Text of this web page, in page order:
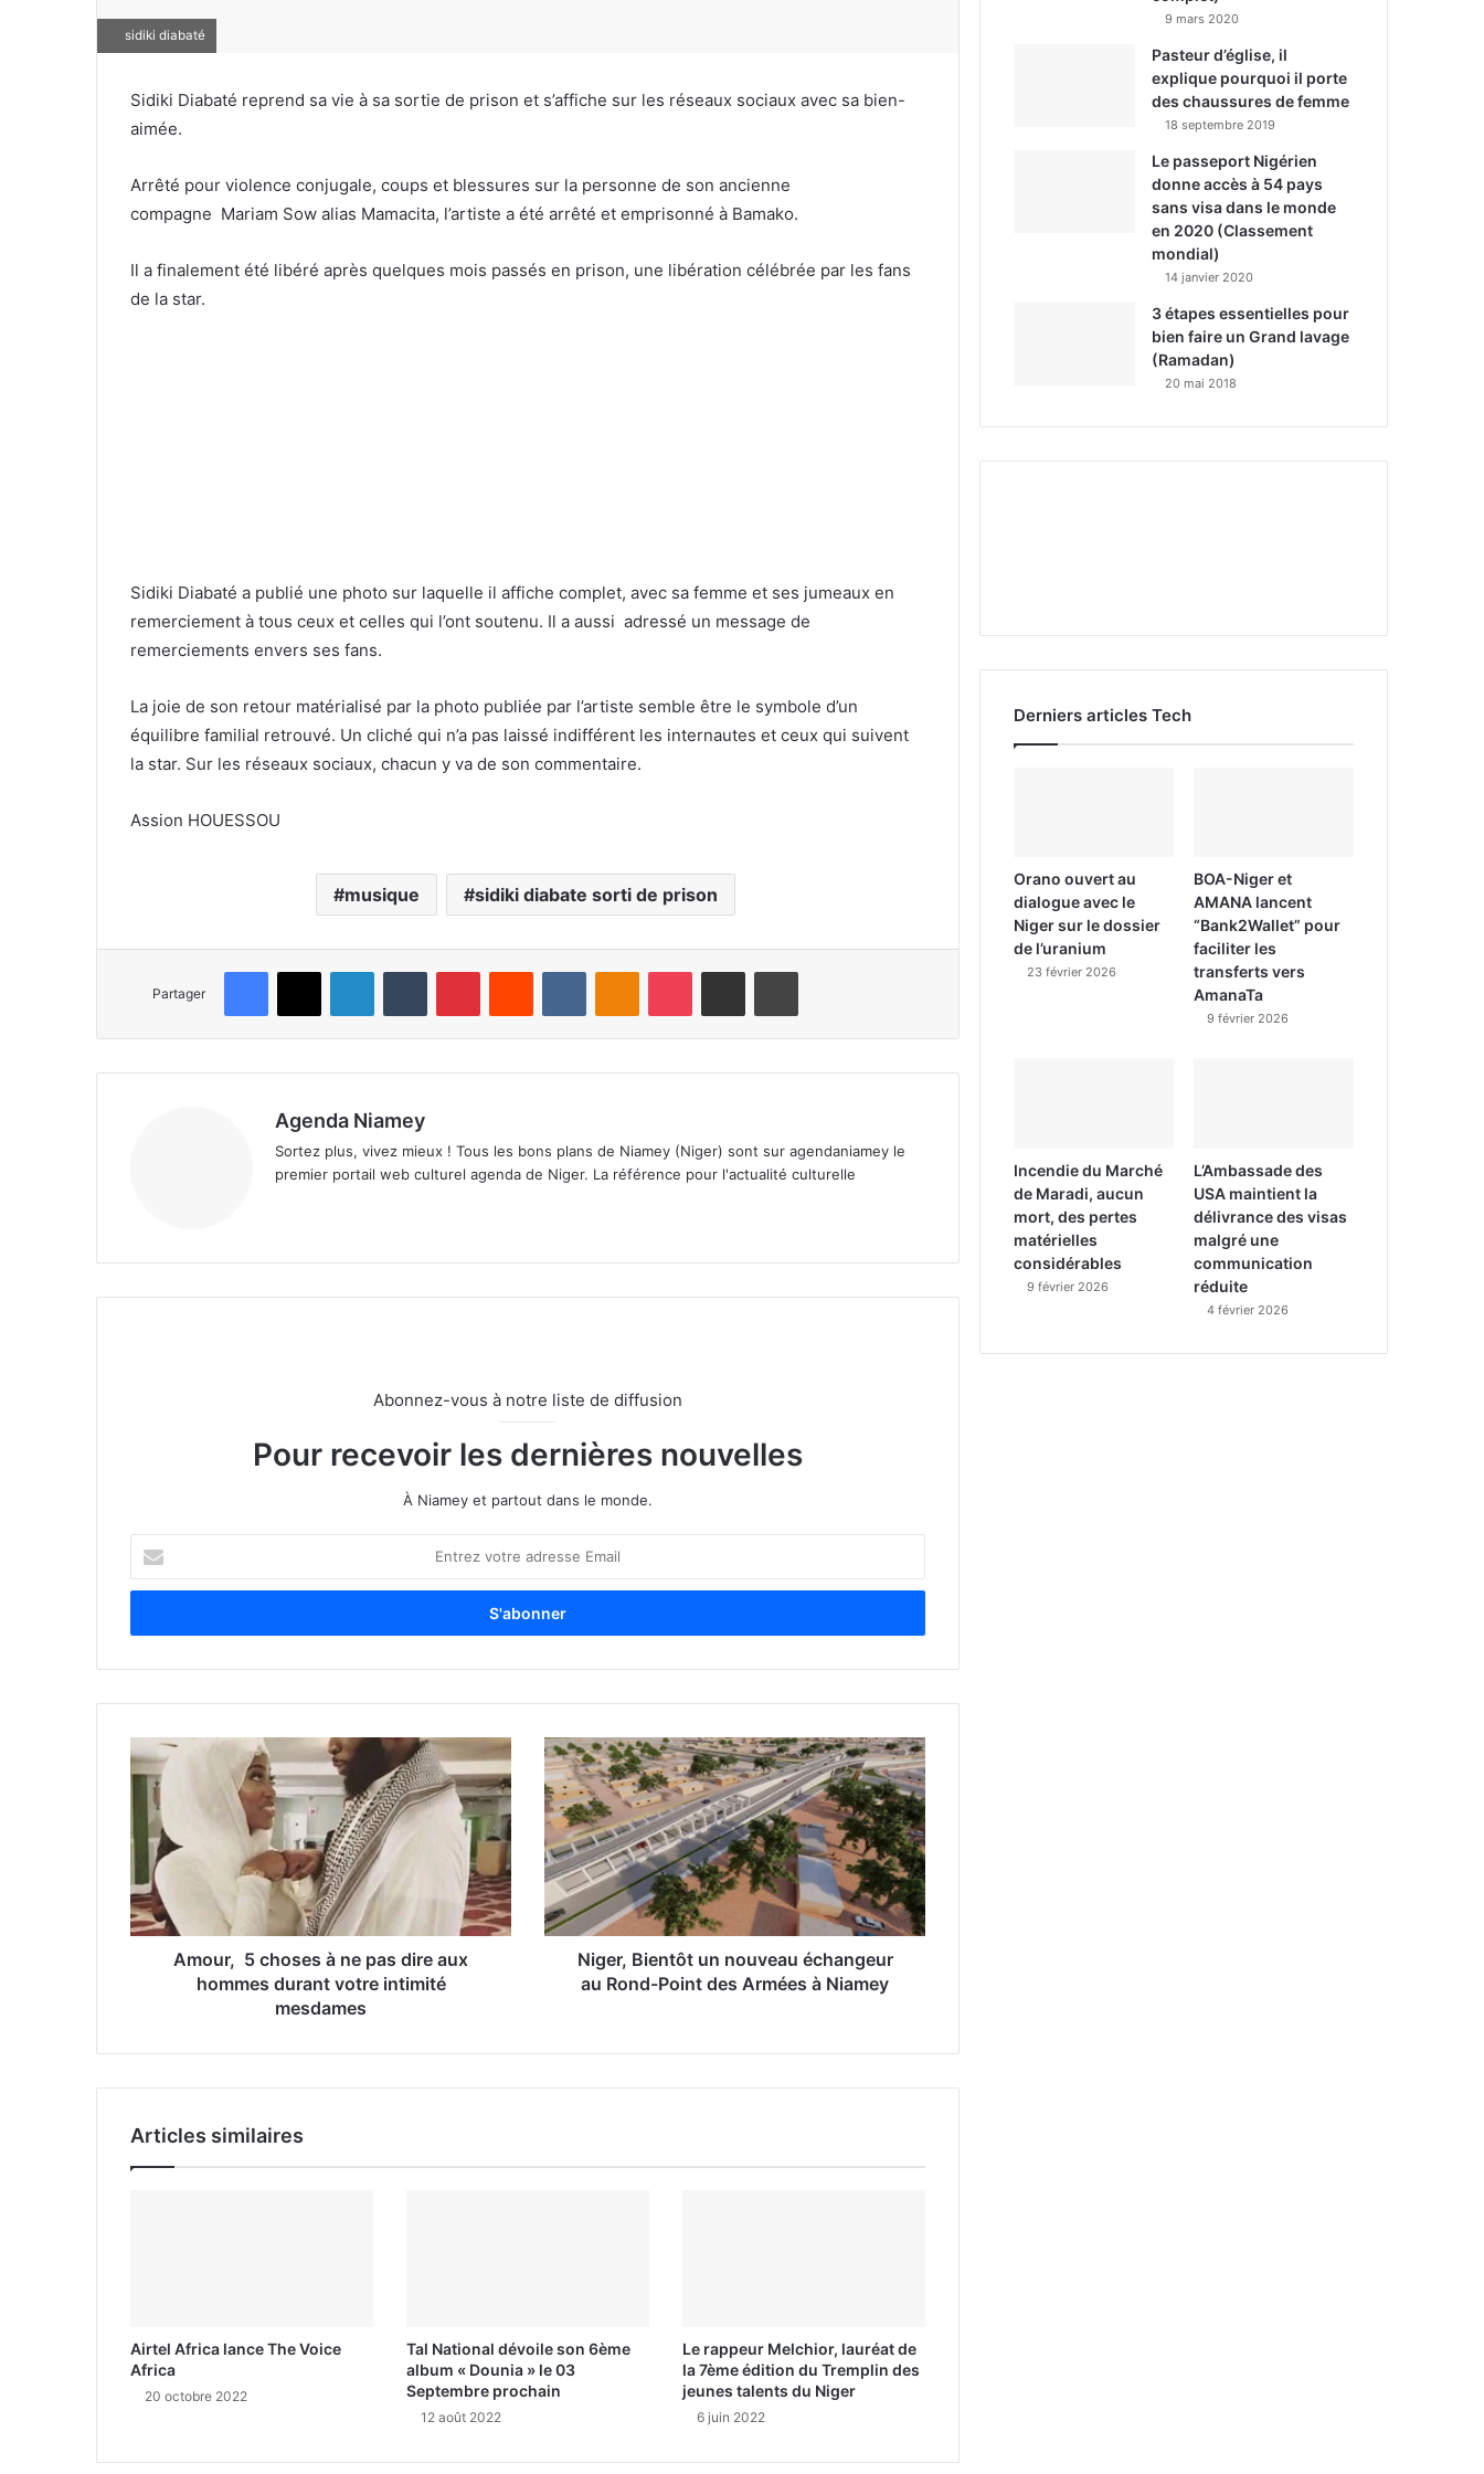
sidiki diabaté
Sidiki Diabaté reprend sa vie à sa sortie de prison et s’affiche sur les réseaux sociaux avec sa bien-
aimée.
Arrêté pour violence conjugale, coups et blessures sur la personne de son ancienne
compagne Mariam Sow alias Mamacita, l’artiste a été arrêté et emprisonné à Bamako.
Il a finalement été libéré après quelques mois passés en prison, une libération célébrée par les fans
de la star.
Sidiki Diabaté a publié une photo sur laquelle il affiche complet, avec sa femme et ses jumeaux en
remerciement à tous ceux et celles qui l’ont soutenu. Il a aussi adressé un message de
remerciements envers ses fans.
La joie de son retour matérialisé par la photo publiée par l’artiste semble être le symbole d’un
équilibre familial retrouvé. Un cliché qui n’a pas laissé indifférent les internautes et ceux qui suivent
la star. Sur les réseaux sociaux, chacun y va de son commentaire.
Assion HOUESSOU
musique sidiki diabate sorti de prison
Partager
Agenda Niamey
Sortez plus, vivez mieux ! Tous les bons plans de Niamey (Niger) sont sur agendaniamey le
premier portail web culturel agenda de Niger. La référence pour l'actualité culturelle
Abonnez-vous à notre liste de diffusion
Pour recevoir les dernières nouvelles
À Niamey et partout dans le monde.
t
e
o
r
e
r
s
s
e
l
Amour, 5 choses à ne pas dire aux
hommes durant votre intimité
mesdames
Niger, Bientôt un nouveau échangeur
au Rond-Point des Armées à Niamey
Articles similaires
Airtel Africa lance The Voice
Africa
20 octobre 2022
Tal National dévoile son 6ème
album « Dounia » le 03
Septembre prochain
12 août 2022
Le rappeur Melchior, lauréat de
la 7ème édition du Tremplin des
jeunes talents du Niger
6 juin 2022
9 mars 2020
Pasteur d’église, il
explique pourquoi il porte
des chaussures de femme
18 septembre 2019
Le passeport Nigérien
donne accès à 54 pays
sans visa dans le monde
en 2020 (Classement
mondial)
14 janvier 2020
3 étapes essentielles pour
bien faire un Grand lavage
(Ramadan)
20 mai 2018
Derniers articles Tech
Orano ouvert au
dialogue avec le
Niger sur le dossier
de l’uranium
23 février 2026
BOA-Niger et
AMANA lancent
“Bank2Wallet” pour
faciliter les
transferts vers
AmanaTa
9 février 2026
Incendie du Marché
de Maradi, aucun
mort, des pertes
matérielles
considérables
9 février 2026
L’Ambassade des
USA maintient la
délivrance des visas
malgré une
communication
réduite
4 février 2026